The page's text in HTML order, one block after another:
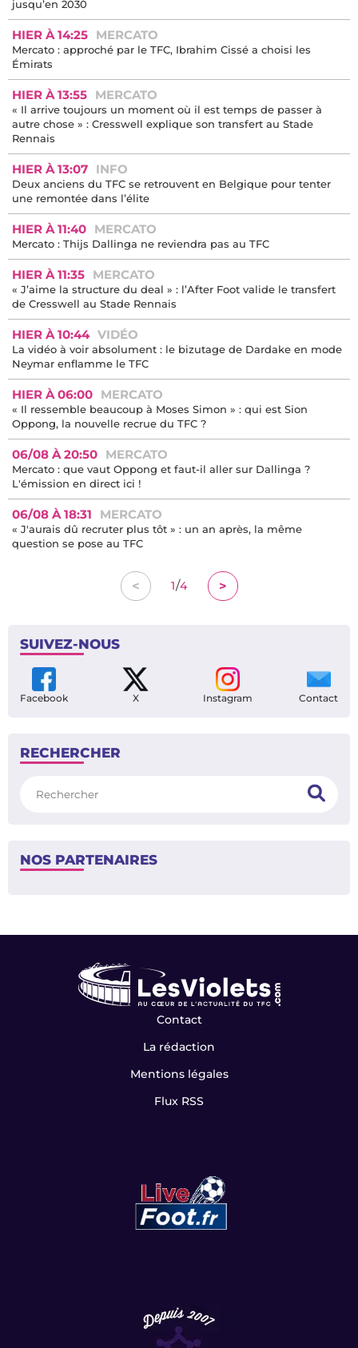
jusqu’en 2030
HIER À 14:25 MERCATO
Mercato : approché par le TFC, Ibrahim Cissé a choisi les
Émirats
HIER À 13:55 MERCATO
« Il arrive toujours un moment où il est temps de passer à
autre chose » : Cresswell explique son transfert au Stade
Rennais
HIER À 13:07 INFO
Deux anciens du TFC se retrouvent en Belgique pour tenter
une remontée dans l’élite
HIER À 11:40 MERCATO
Mercato : Thijs Dallinga ne reviendra pas au TFC
HIER À 11:35 MERCATO
« J’aime la structure du deal » : l’After Foot valide le transfert
de Cresswell au Stade Rennais
HIER À 10:44 VIDÉO
La vidéo à voir absolument : le bizutage de Dardake en mode
Neymar enflamme le TFC
HIER À 06:00 MERCATO
« Il ressemble beaucoup à Moses Simon » : qui est Sion
Oppong, la nouvelle recrue du TFC ?
06/08 À 20:50 MERCATO
Mercato : que vaut Oppong et faut-il aller sur Dallinga ?
L'émission en direct ici !
06/08 À 18:31 MERCATO
« J'aurais dû recruter plus tôt » : un an après, la même
question se pose au TFC
< 1/4 >
SUIVEZ-NOUS
Facebook X Instagram Contact
RECHERCHER
NOS PARTENAIRES
Contact
La rédaction
Mentions légales
Flux RSS